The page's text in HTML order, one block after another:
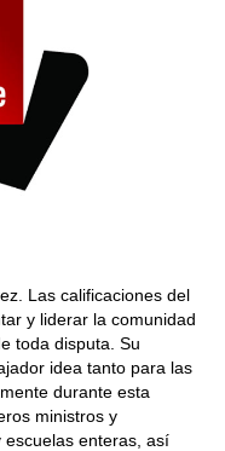
Las calificaciones del
y liderar la comunidad
toda disputa. Su
idea tanto para las
durante esta
ministros y
escuelas enteras, así